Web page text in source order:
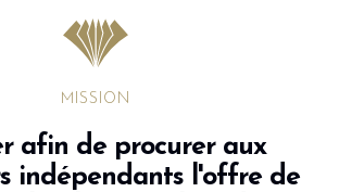
MISSION
afin de procurer aux
indépendants l'offre de